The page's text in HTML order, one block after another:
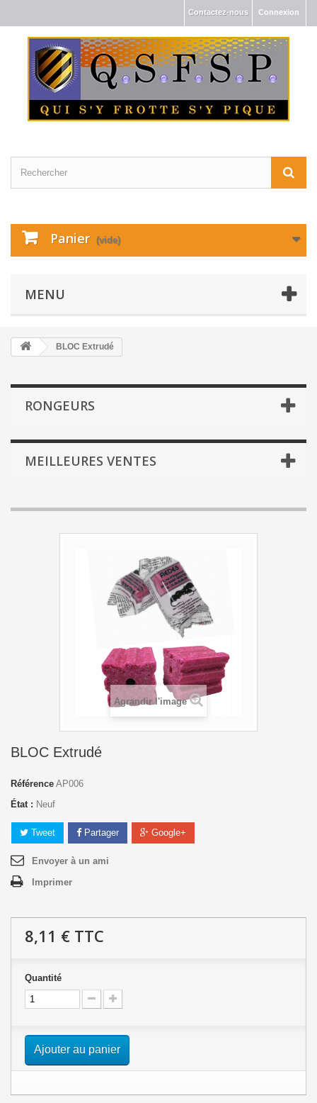
Connexion
Contactez-nous
Panier (vide)
MENU
BLOC Extrudé
RONGEURS
MEILLEURES VENTES
Agrandir l'image
BLOC Extrudé
Référence AP006
État : Neuf
Tweet Partager Google+
Envoyer à un ami
Imprimer
8,11 € TTC
Quantité
Ajouter au panier